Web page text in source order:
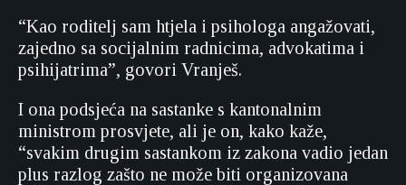
“Kao roditelj sam htjela i psihologa angažovati,
zajedno sa socijalnim radnicima, advokatima i
psihijatrima”, govori Vranješ.
I ona podsjeća na sastanke s kantonalnim
ministrom prosvjete, ali je on, kako kaže,
“svakim drugim sastankom iz zakona vadio jedan
plus razlog zašto ne može biti organizovana